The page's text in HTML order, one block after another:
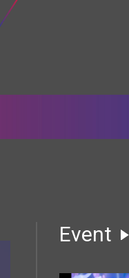
Event